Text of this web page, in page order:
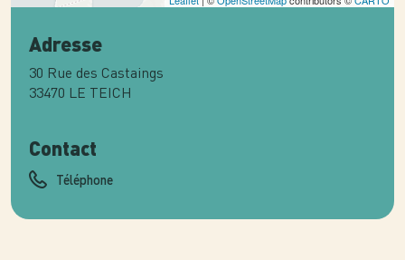
Adresse
30 Rue des Castaings
33470 LE TEICH
Contact
Téléphone